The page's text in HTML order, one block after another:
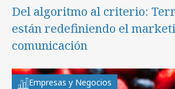
Del algoritmo al criterio:
están redefiniendo el
comunicación
Empresas y Negocios